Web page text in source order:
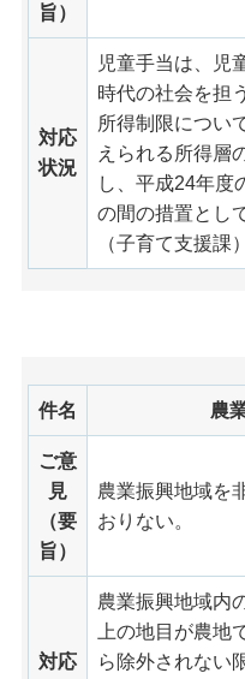
旨）
対応
状況
児童手当は、児
時代の社会を担
所得制限につい
えられる所得層
し、平成24年度
の間の措置とし
（子育て支援課）
件名 農
ご意
見
（要
旨）
農業振興地域を
おりない。
対応
農業振興地域内
上の地目が農
ら除外されない